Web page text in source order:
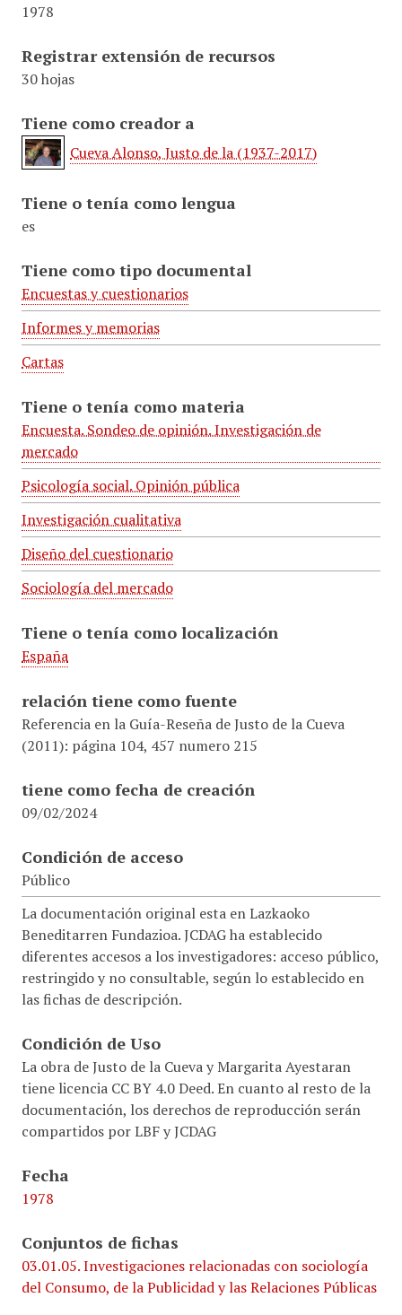
1978
Registrar extensión de recursos
30 hojas
Tiene como creador a
Cueva Alonso, Justo de la (1937-2017)
Tiene o tenía como lengua
es
Tiene como tipo documental
Encuestas y cuestionarios
Informes y memorias
Cartas
Tiene o tenía como materia
Encuesta. Sondeo de opinión. Investigación de
mercado
Psicología social. Opinión pública
Investigación cualitativa
Diseño del cuestionario
Sociología del mercado
Tiene o tenía como localización
España
relación tiene como fuente
Referencia en la Guía-Reseña de Justo de la Cueva
(2011): página 104, 457 numero 215
tiene como fecha de creación
09/02/2024
Condición de acceso
Público
La documentación original esta en Lazkaoko
Beneditarren Fundazioa. JCDAG ha establecido
diferentes accesos a los investigadores: acceso público,
restringido y no consultable, según lo establecido en
las fichas de descripción.
Condición de Uso
La obra de Justo de la Cueva y Margarita Ayestaran
tiene licencia CC BY 4.0 Deed. En cuanto al resto de la
documentación, los derechos de reproducción serán
compartidos por LBF y JCDAG
Fecha
1978
Conjuntos de fichas
03.01.05. Investigaciones relacionadas con sociología
del Consumo, de la Publicidad y las Relaciones Públicas